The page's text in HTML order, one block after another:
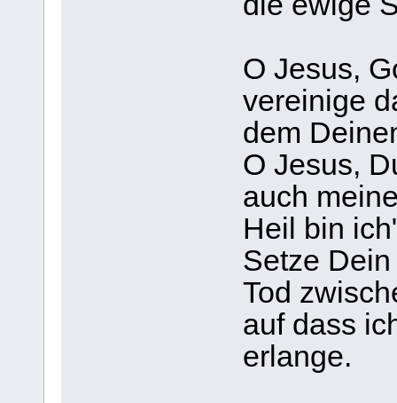
O Jesus,
vereinige
dem
O Jesus,
auch
Heil bin
Setze
Tod
auf dass
erlange.